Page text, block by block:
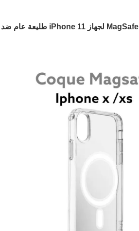
حافظة شفافة مع MagSafe لجهاز iPhone 11 طليعة عام ضد